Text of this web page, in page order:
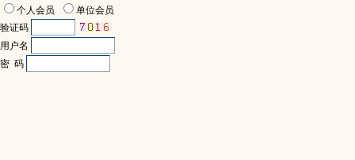
个人会员
单位会员
验证码
用户名
密 码